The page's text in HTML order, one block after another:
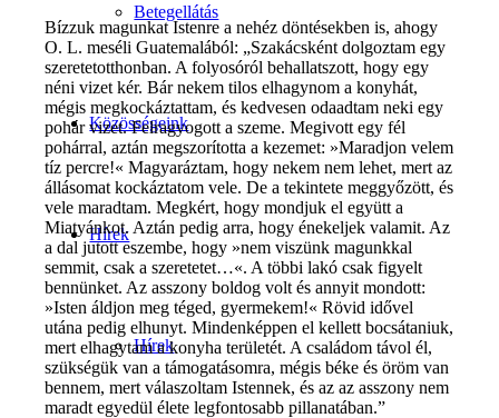
Betegellátás
Közösségeink
Hírek
Hírek
Bízzuk magunkat Istenre a nehéz döntésekben is, ahogy
O. L. meséli Guatemalából: „Szakácsként dolgoztam egy
szeretetotthonban. A folyosóról behallatszott, hogy egy
néni vizet kér. Bár nekem tilos elhagynom a konyhát,
mégis megkockáztattam, és kedvesen odaadtam neki egy
pohár vizet. Felragyogott a szeme. Megivott egy fél
pohárral, aztán megszorította a kezemet: »Maradjon velem
tíz percre!« Magyaráztam, hogy nekem nem lehet, mert az
állásomat kockáztatom vele. De a tekintete meggyőzött, és
vele maradtam. Megkért, hogy mondjuk el együtt a
Miatyánkot. Aztán pedig arra, hogy énekeljek valamit. Az
a dal jutott eszembe, hogy »nem viszünk magunkkal
semmit, csak a szeretetet…«. A többi lakó csak figyelt
bennünket. Az asszony boldog volt és annyit mondott:
»Isten áldjon meg téged, gyermekem!« Rövid idővel
utána pedig elhunyt. Mindenképpen el kellett bocsátaniuk,
mert elhagytam a konyha területét. A családom távol él,
szükségük van a támogatásomra, mégis béke és öröm van
bennem, mert válaszoltam Istennek, és az az asszony nem
maradt egyedül élete legfontosabb pillanatában.”